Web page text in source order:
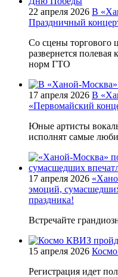
22 апреля 2026 В
Праздничный
Со сцены торгового
развернется полевая
норм ГТО
17 апреля 2026 В
«Первомайский
Юные артисты
исполнят самые
17 апреля 2026
эмоций,
праздника!
Встречайте
15 апреля 2026
Регистрация идет